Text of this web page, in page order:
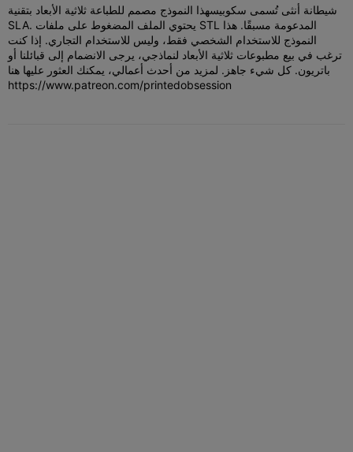
شيطانة أنثى تُسمى سكوبيسهذا النموذج مصمم للطباعة ثلاثية الأبعاد بتقنية
SLA. يحتوي الملف المضغوط على ملفات STL المدعومة مسبقًا. هذا
النموذج للاستخدام الشخصي فقط، وليس للاستخدام التجاري. إذا كنت
ترغب في بيع مطبوعات ثلاثية الأبعاد لنماذجي، يرجى الانضمام إلى قبائلنا أو
باتريون. كل شيء جاهز. لمزيد من أحدث أعمالي، يمكنك العثور عليها هنا
https://www.patreon.com/printedobsession